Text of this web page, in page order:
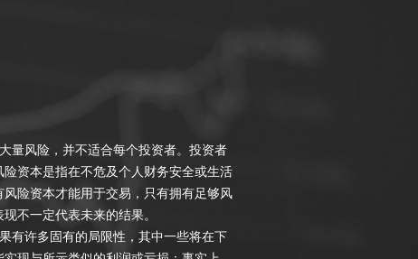
量风险，并不适合每个投资者。投资者
资本是指在不危及个人财务安全或生活
险资本才能用于交易，只有拥有足够风
不一定代表未来的结果。
有许多固有的局限性，其中一些将在下